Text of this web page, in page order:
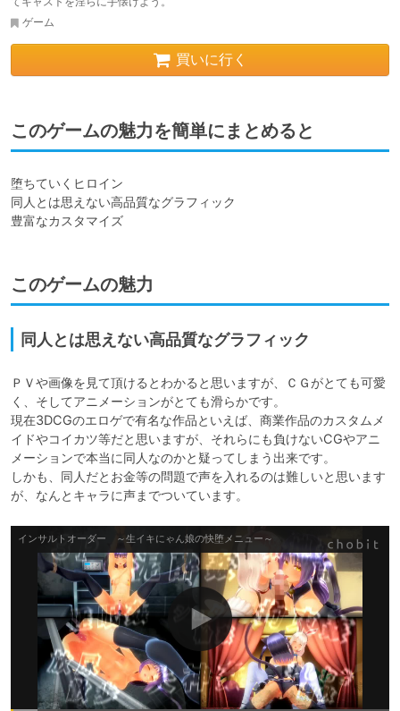
ゲーム
買いに行く
このゲームの魅力を簡単にまとめると
堕ちていくヒロイン
同人とは思えない高品質なグラフィック
豊富なカスタマイズ
このゲームの魅力
同人とは思えない高品質なグラフィック
ＰＶや画像を見て頂けるとわかると思いますが、ＣＧがとても可愛
く、そしてアニメーションがとても滑らかです。
現在3DCGのエロゲで有名な作品といえば、商業作品のカスタムメ
イドやコイカツ等だと思いますが、それらにも負けないCGやアニ
メーションで本当に同人なのかと疑ってしまう出来です。
しかも、同人だとお金等の問題で声を入れるのは難しいと思います
が、なんとキャラに声までついています。